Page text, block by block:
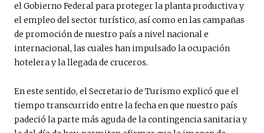
el Gobierno Federal para proteger la planta productiva y
el empleo del sector turístico, así como en las campañas
de promoción de nuestro país a nivel nacional e
internacional, las cuales han impulsado la ocupación
hotelera y la llegada de cruceros.
En este sentido, el Secretario de Turismo explicó que el
tiempo transcurrido entre la fecha en que nuestro país
padeció la parte más aguda de la contingencia sanitaria y